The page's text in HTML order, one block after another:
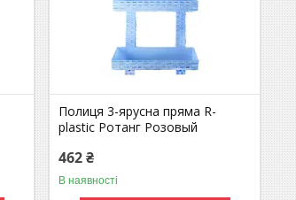
Полиця 3-ярусна пряма R-
plastic Ротанг Розовый
462 ₴
В наявності